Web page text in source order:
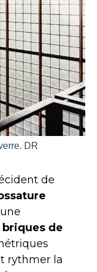
DR
de
de
rythmer la